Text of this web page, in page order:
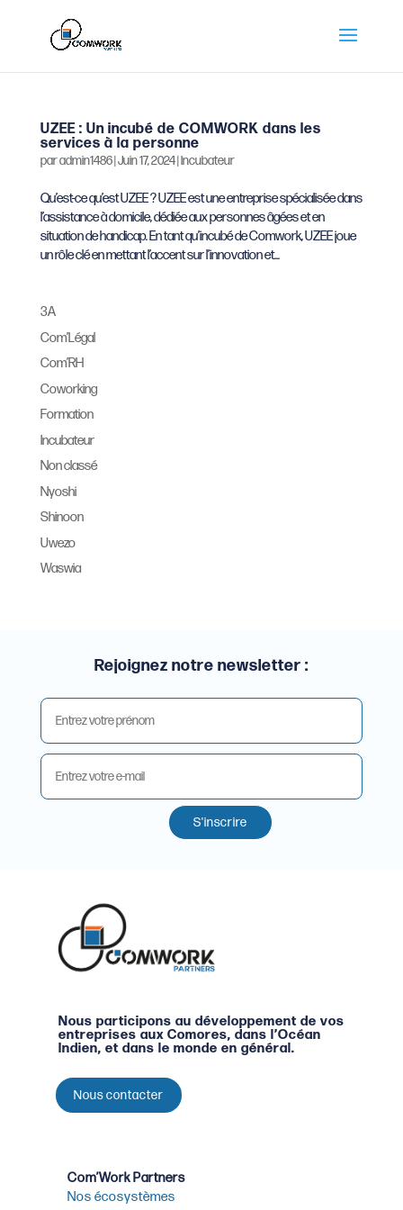
UZEE : Un incubé de COMWORK dans les
services à la personne
paradmin1486|Juin 17, 2024|Incubateur
Qu’est-ce qu’est UZEE ? UZEE est une entreprise spécialisée dans
l’assistance à domicile, dédiée aux personnes âgées et en
situation de handicap. En tant qu’incubé de Comwork, UZEE joue
un rôle clé en mettant l’accent sur l’innovation et...
3A
Com’Légal
Com’RH
Coworking
Formation
Incubateur
Non classé
Nyoshi
Shinoon
Uwezo
Waswia
Rejoignez notre newsletter :
S'inscrire
Nous participons au développement de vos
entreprises aux Comores, dans l’Océan
Indien, et dans le monde en général.
Nous contacter
Com’Work Partners
Nos écosystèmes